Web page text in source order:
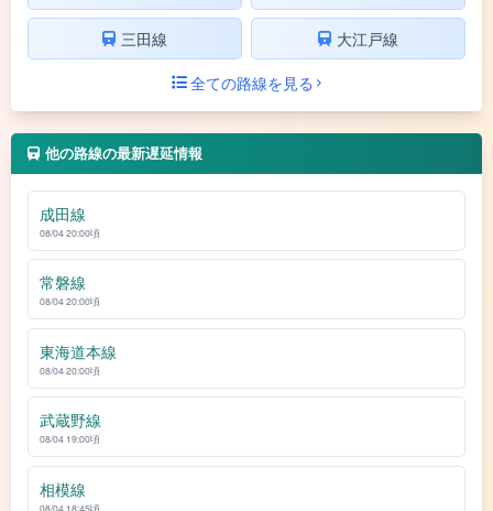
三田線
大江戸線
全ての路線を見る
他の路線の最新遅延情報
成田線
08/04 20:00頃
常磐線
08/04 20:00頃
東海道本線
08/04 20:00頃
武蔵野線
08/04 19:00頃
相模線
08/04 18:45頃